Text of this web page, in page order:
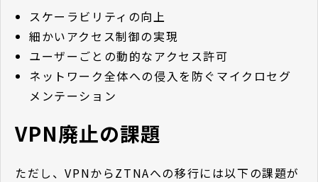
スケーラビリティの向上
細かいアクセス制御の実現
ユーザーごとの動的なアクセス許可
ネットワーク全体への侵入を防ぐマイクロセグ
メンテーション
VPN廃止の課題
ただし、VPNからZTNAへの移行には以下の課題が